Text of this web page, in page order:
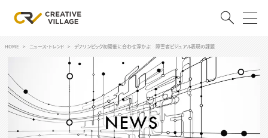
ログイン 会員登録
RECRUIT
HOME ニュース・トレンド デフリンピック初開催に合わせ浮かぶ 障害者ビジュアル表現の課題